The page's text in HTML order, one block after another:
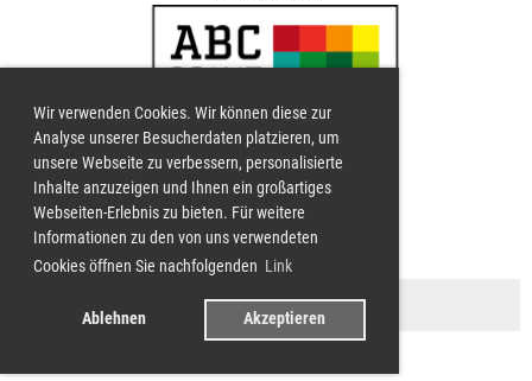
Wir verwenden Cookies. Wir können diese zur
Analyse unserer Besucherdaten platzieren, um
unsere Webseite zu verbessern, personalisierte
Inhalte anzuzeigen und Ihnen ein großartiges
Webseiten-Erlebnis zu bieten. Für weitere
Informationen zu den von uns verwendeten
Cookies öffnen Sie nachfolgenden Link
Ablehnen Akzeptieren
LG UNTERWALDEN